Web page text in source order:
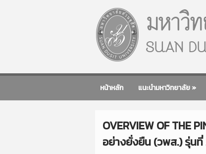
หน้าหลัก แนะนำมหาวิทยาลัย»
OVERVIEW OF THE
อย่างยั่งยืน (วพส.) รุ่นที่